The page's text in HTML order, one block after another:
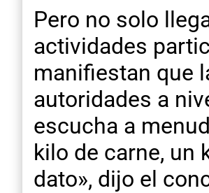
Pero no solo
actividades
manifiestan que
autoridades a
escucha a
kilo de carne, un
dato», dijo el